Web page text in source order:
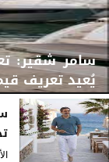
سامر شقير:
يُعيد تعريف
الأربعاء، 29 يوليو 2026 02:25 مـ